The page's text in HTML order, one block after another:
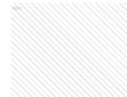
Ads